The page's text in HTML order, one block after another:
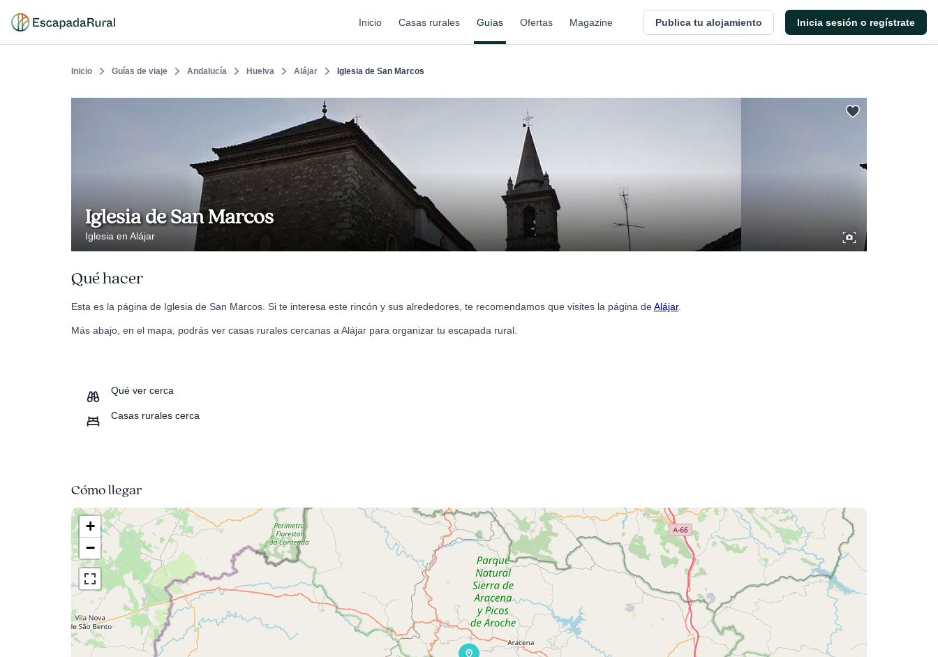
Inicio Casas rurales Guías Ofertas Magazine Publica tu alojamiento Inicia sesión o regístrate
Inicio Guías de viaje Andalucía Huelva Alájar Iglesia de San Marcos
Iglesia de San Marcos
Iglesia en Alájar
Qué hacer
Esta es la página de Iglesia de San Marcos. Si te interesa este rincón y sus alrededores, te recomendamos que visites la página deAlájar.
Más abajo, en el mapa, podrás ver casas rurales cercanas a Alájar para organizar tu escapada rural.
Qué ver cerca
Casas rurales cerca
Cómo llegar
+
−